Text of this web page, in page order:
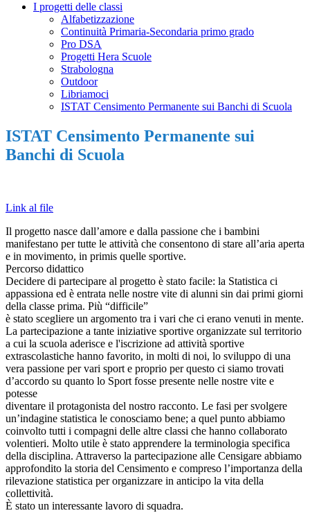
I progetti delle classi
Alfabetizzazione
Continuità Primaria-Secondaria primo grado
Pro DSA
Progetti Hera Scuole
Strabologna
Outdoor
Libriamoci
ISTAT Censimento Permanente sui Banchi di Scuola
ISTAT Censimento Permanente sui
Banchi di Scuola
Link al file
Il progetto nasce dall’amore e dalla passione che i bambini
manifestano per tutte le attività che consentono di stare all’aria aperta
e in movimento, in primis quelle sportive.
Percorso didattico
Decidere di partecipare al progetto è stato facile: la Statistica ci
appassiona ed è entrata nelle nostre vite di alunni sin dai primi giorni
della classe prima. Più “difficile”
è stato scegliere un argomento tra i vari che ci erano venuti in mente.
La partecipazione a tante iniziative sportive organizzate sul territorio
a cui la scuola aderisce e l'iscrizione ad attività sportive
extrascolastiche hanno favorito, in molti di noi, lo sviluppo di una
vera passione per vari sport e proprio per questo ci siamo trovati
d’accordo su quanto lo Sport fosse presente nelle nostre vite e
potesse
diventare il protagonista del nostro racconto. Le fasi per svolgere
un’indagine statistica le conosciamo bene; a quel punto abbiamo
coinvolto tutti i compagni delle altre classi che hanno collaborato
volentieri. Molto utile è stato apprendere la terminologia specifica
della disciplina. Attraverso la partecipazione alle Censigare abbiamo
approfondito la storia del Censimento e compreso l’importanza della
rilevazione statistica per organizzare in anticipo la vita della
collettività.
È stato un interessante lavoro di squadra.